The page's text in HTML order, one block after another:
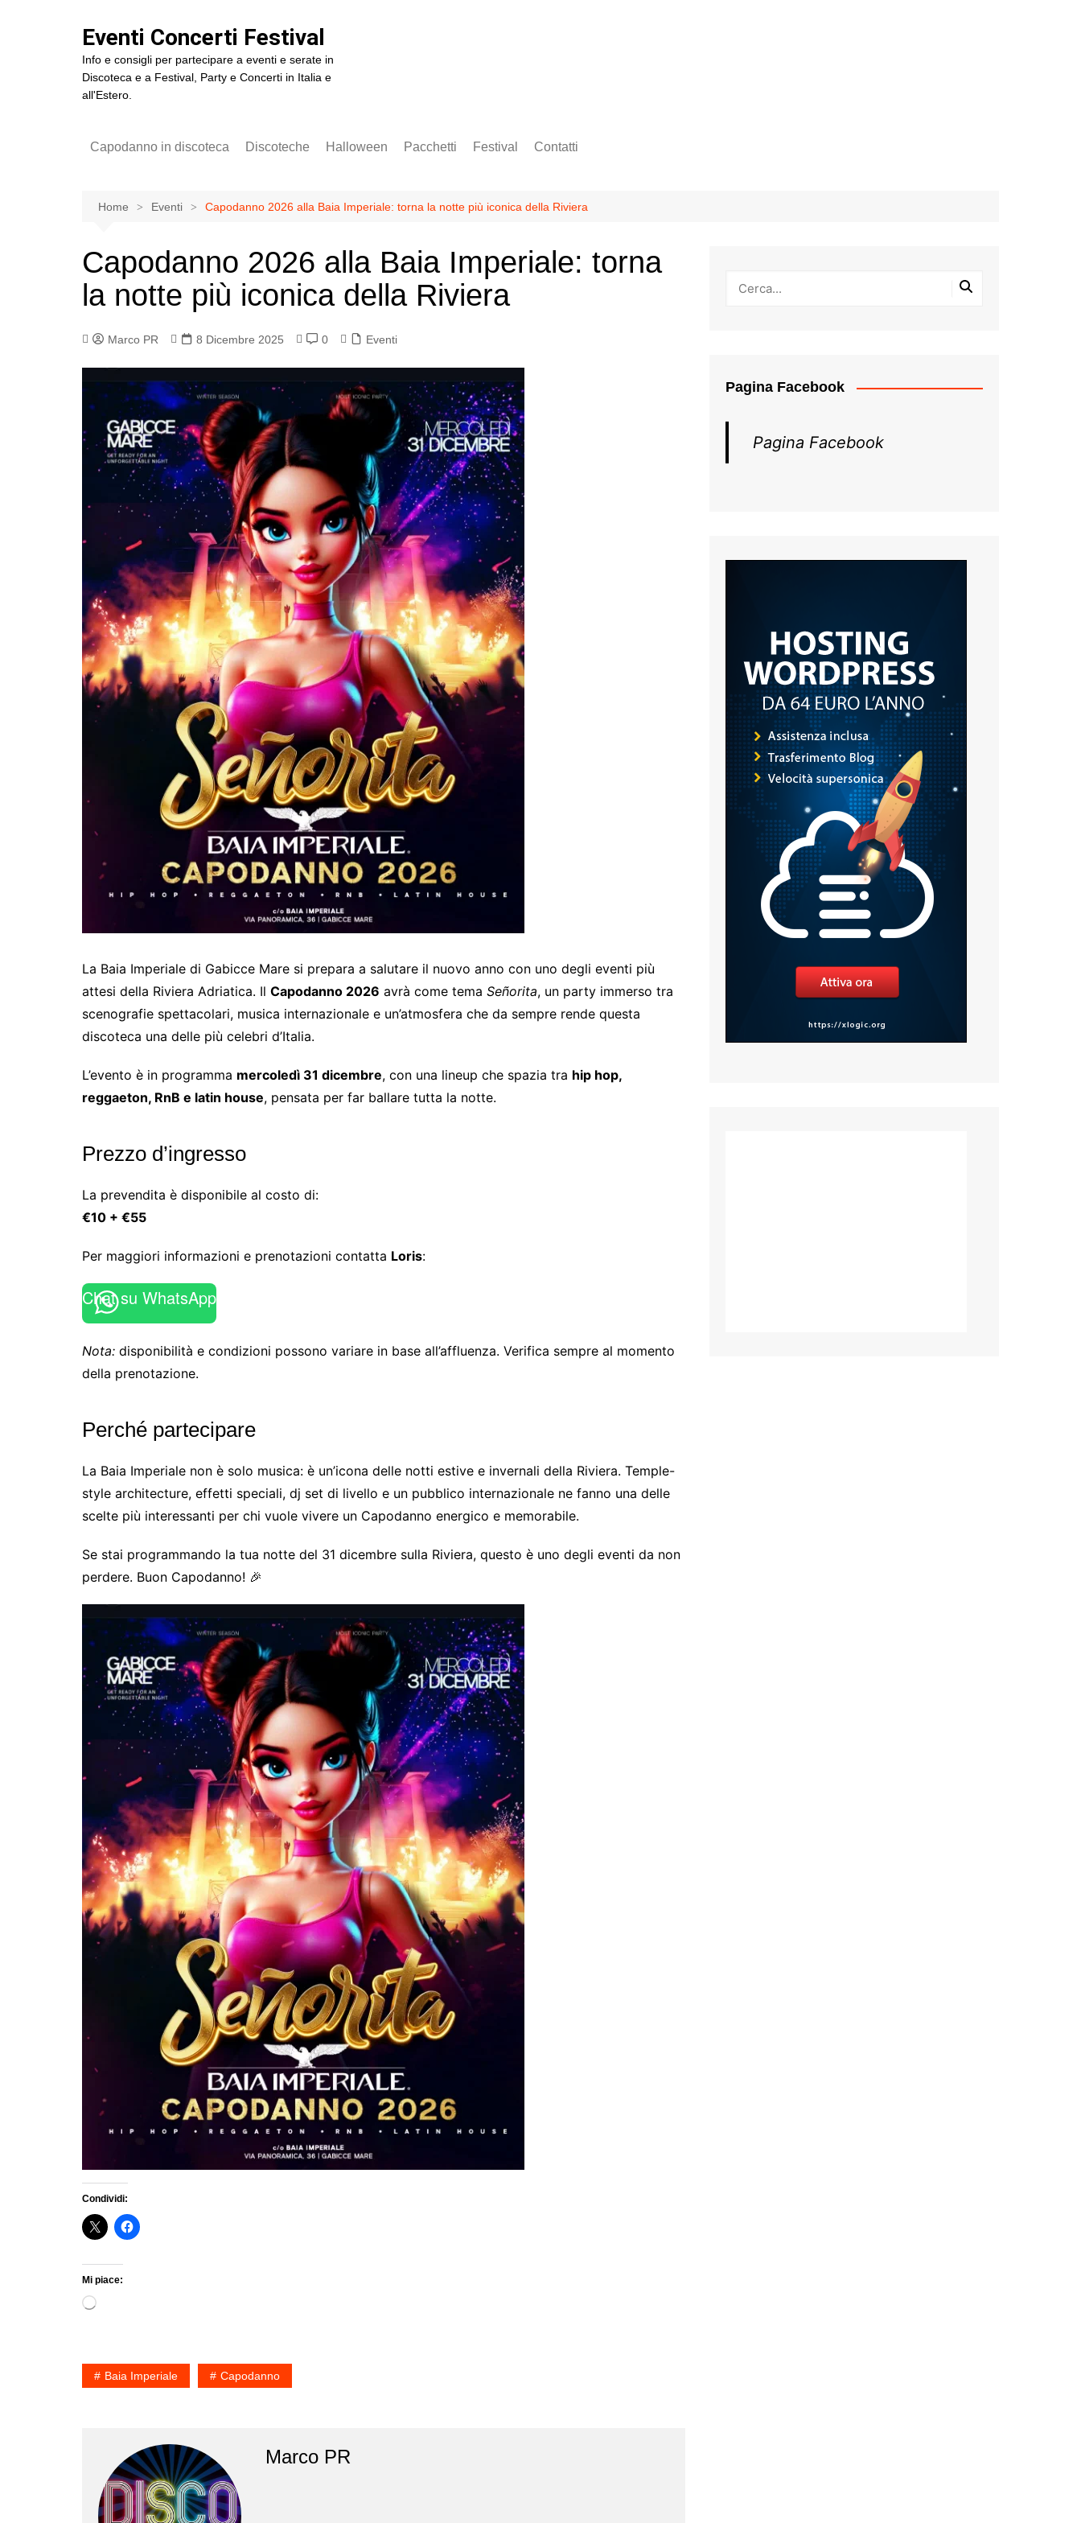
Eventi Concerti Festival
Info e consigli per partecipare a eventi e serate in
Discoteca e a Festival, Party e Concerti in Italia e
all'Estero.
Capodanno in discoteca Discoteche Halloween Pacchetti Festival
Insound Festival
Time Warp Festival
Tomorrowland
Contatti
Home Eventi Capodanno 2026 alla Baia Imperiale: torna la notte più iconica della Riviera
Capodanno 2026 alla Baia Imperiale: torna
la notte più iconica della Riviera
Marco PR 8 Dicembre 2025 0 Eventi
La Baia Imperiale di Gabicce Mare si prepara a salutare il nuovo anno con uno degli eventi più
attesi della Riviera Adriatica. Il Capodanno 2026 avrà come tema Señorita, un party immerso tra
scenografie spettacolari, musica internazionale e un’atmosfera che da sempre rende questa
discoteca una delle più celebri d’Italia.
L’evento è in programma mercoledì 31 dicembre, con una lineup che spazia tra hip hop,
reggaeton, RnB e latin house, pensata per far ballare tutta la notte.
Prezzo d’ingresso
La prevendita è disponibile al costo di:
€10 + €55
Per maggiori informazioni e prenotazioni contatta Loris:
Chat su WhatsApp
Nota: disponibilità e condizioni possono variare in base all’affluenza. Verifica sempre al momento
della prenotazione.
Perché partecipare
La Baia Imperiale non è solo musica: è un’icona delle notti estive e invernali della Riviera. Temple-
style architecture, effetti speciali, dj set di livello e un pubblico internazionale ne fanno una delle
scelte più interessanti per chi vuole vivere un Capodanno energico e memorabile.
Se stai programmando la tua notte del 31 dicembre sulla Riviera, questo è uno degli eventi da non
perdere. Buon Capodanno! 🎉
Condividi:
Mi piace:
Caricamento
Baia Imperiale Capodanno
Marco PR
Pagina Facebook
Pagina Facebook